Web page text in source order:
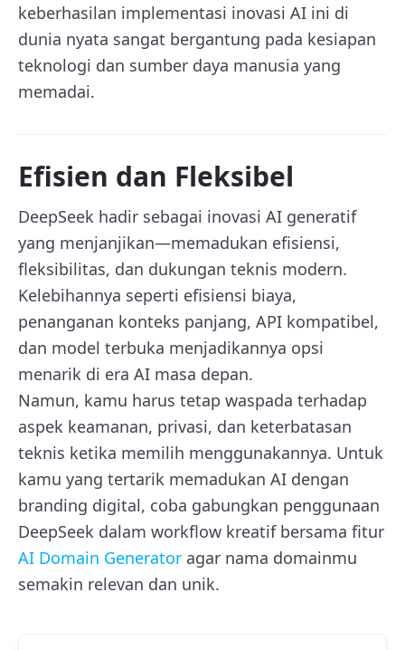
keberhasilan implementasi inovasi AI ini di
dunia nyata sangat bergantung pada kesiapan
teknologi dan sumber daya manusia yang
memadai.
Efisien dan Fleksibel
DeepSeek hadir sebagai inovasi AI generatif
yang menjanjikan—memadukan efisiensi,
fleksibilitas, dan dukungan teknis modern.
Kelebihannya seperti efisiensi biaya,
penanganan konteks panjang, API kompatibel,
dan model terbuka menjadikannya opsi
menarik di era AI masa depan.
Namun, kamu harus tetap waspada terhadap
aspek keamanan, privasi, dan keterbatasan
teknis ketika memilih menggunakannya. Untuk
kamu yang tertarik memadukan AI dengan
branding digital, coba gabungkan penggunaan
DeepSeek dalam workflow kreatif bersama fitur
AI Domain Generator agar nama domainmu
semakin relevan dan unik.